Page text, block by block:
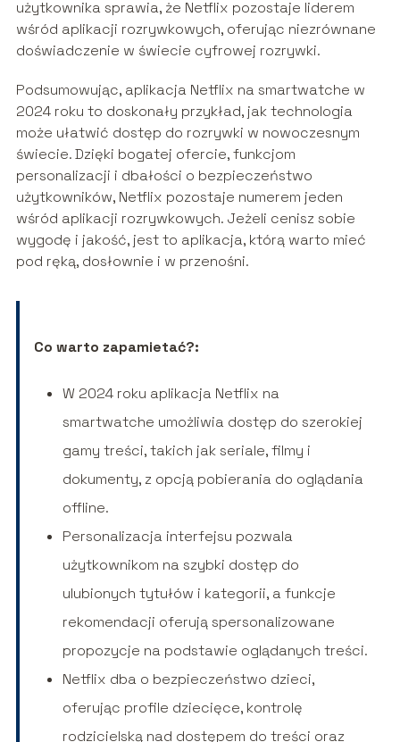
użytkownika sprawia, że Netflix pozostaje liderem
wśród aplikacji rozrywkowych, oferując niezrównane
doświadczenie w świecie cyfrowej rozrywki.
Podsumowując, aplikacja Netflix na smartwatche w
2024 roku to doskonały przykład, jak technologia
może ułatwić dostęp do rozrywki w nowoczesnym
świecie. Dzięki bogatej ofercie, funkcjom
personalizacji i dbałości o bezpieczeństwo
użytkowników, Netflix pozostaje numerem jeden
wśród aplikacji rozrywkowych. Jeżeli cenisz sobie
wygodę i jakość, jest to aplikacja, którą warto mieć
pod ręką, dosłownie i w przenośni.
Co warto zapamietać?:
W 2024 roku aplikacja Netflix na
smartwatche umożliwia dostęp do szerokiej
gamy treści, takich jak seriale, filmy i
dokumenty, z opcją pobierania do oglądania
offline.
Personalizacja interfejsu pozwala
użytkownikom na szybki dostęp do
ulubionych tytułów i kategorii, a funkcje
rekomendacji oferują spersonalizowane
propozycje na podstawie oglądanych treści.
Netflix dba o bezpieczeństwo dzieci,
oferując profile dziecięce, kontrolę
rodzicielską nad dostępem do treści oraz